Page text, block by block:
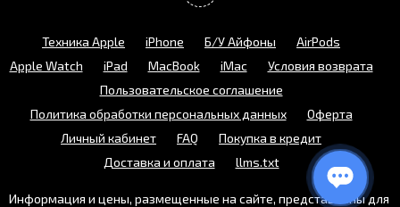
Техника Apple iPhone Б/У Айфоны
AirPods
Apple Watch
iPad MacBook iMac
Условия возврата
Пользовательское соглашение
Политика обработки персональных данных
Оферта
Личный кабинет
FAQ
Покупка в кредит
Доставка и оплата
llms.txt
Информация и цены, размещенные на сайте, представлены для